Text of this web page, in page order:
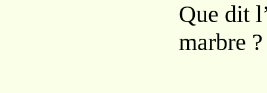
Que dit
marbre ?